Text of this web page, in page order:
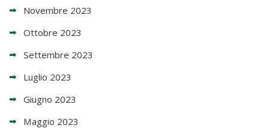
Novembre 2023
Ottobre 2023
Settembre 2023
Luglio 2023
Giugno 2023
Maggio 2023